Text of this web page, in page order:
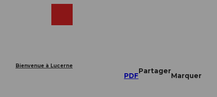
Bienvenue à Lucerne
PDF
Partager
Marquer